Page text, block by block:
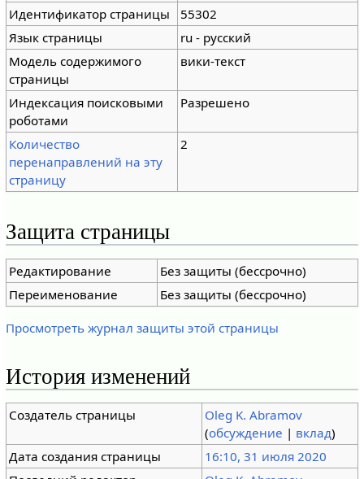
Идентификатор страницы
55302
Язык страницы
ru - русский
Модель содержимого
страницы
вики-текст
Индексация поисковыми
роботами
Разрешено
Количество
перенаправлений на эту
страницу
2
Защита страницы
Редактирование
Без защиты (бессрочно)
Переименование
Без защиты (бессрочно)
Просмотреть журнал защиты этой страницы
История изменений
Создатель страницы
Oleg K. Abramov
(обсуждение | вклад)
Дата создания страницы
16:10, 31 июля 2020